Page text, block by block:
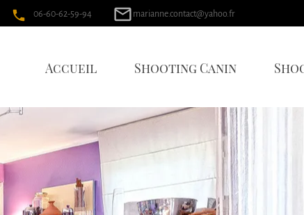
Accueil Shooting Canin
local_phone 06-60-62-59-94 marianne.contact@yahoo.fr
mail_outline